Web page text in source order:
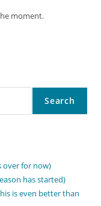
moment.
Search
over for now)
has started)
is even better than